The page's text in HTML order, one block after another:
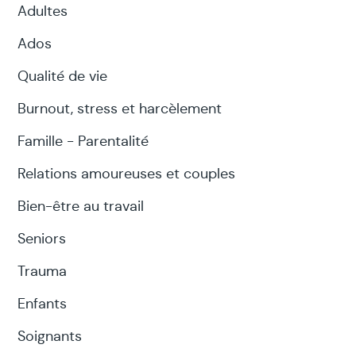
Adultes
Ados
Qualité de vie
Burnout, stress et harcèlement
Famille - Parentalité
Relations amoureuses et couples
Bien-être au travail
Seniors
Trauma
Enfants
Soignants